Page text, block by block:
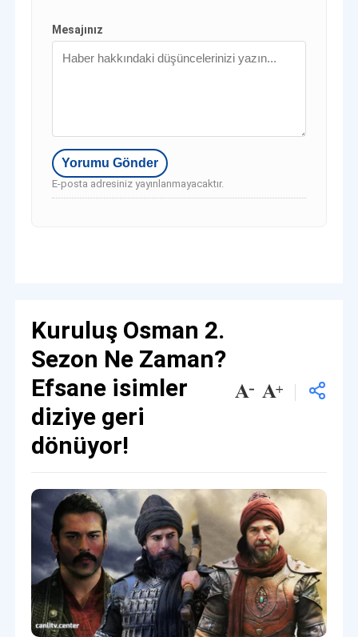
Mesajınız
E-posta adresiniz yayınlanmayacaktır.
Kuruluş Osman 2.
Sezon Ne Zaman?
Efsane isimler
diziye geri
dönüyor!